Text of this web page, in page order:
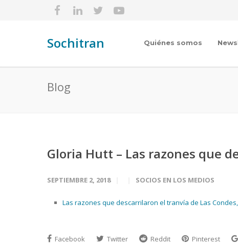
Sochitran Quiénes somos
Blog
Gloria Hutt – Las razones que
SEPTIEMBRE 2, 2018 SOCIOS EN LOS MEDIOS
Las razones que descarrilaron el tranvía de Las Condes,
Facebook Twitter Reddit Pinterest